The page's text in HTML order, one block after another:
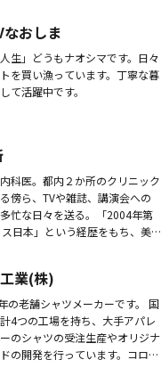
おしま
人生」どうもナオシマです。日々
を買い漁っています。丁寧な暮
て活躍中です。
科医。都内２か所のクリニック
傍ら、TVや雑誌、講演会への
忙な日々を送る。「2004年第
日本」という経歴をもち、美
...業(株)
の老舗シャツメーカーです。 国
4つの工場を持ち、大手アパレ
のシャツの受注生産やオリジナ
の開発を行っています。コロナ